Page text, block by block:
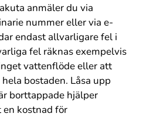
anmäler du via
nummer eller via e-
endast allvarligare fel i
fel räknas exempelvis
vattenflöde eller att
bostaden. Låsa upp
borttappade hjälper
kostnad för